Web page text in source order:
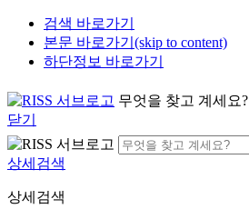
검색 바로가기
본문 바로가기(skip to content)
하단정보 바로가기
무엇을 찾고 계세요?
닫기
상세검색
상세검색